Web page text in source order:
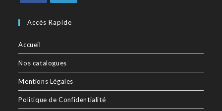
Accès Rapide
Accueil
Nos catalogues
Mentions Légales
Politique de Confidentialité